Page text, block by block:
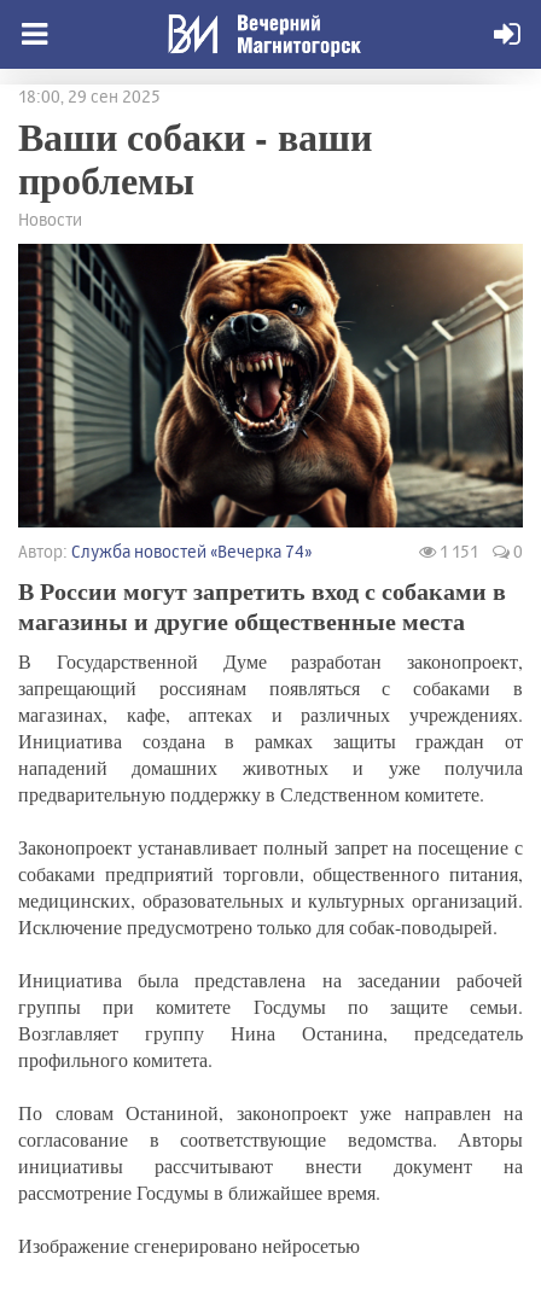
18:00, 29 сен 2025
Ваши собаки - ваши
проблемы
Новости
Автор: Служба новостей «Вечерка 74» 1 151 0
В России могут запретить вход с собаками в
магазины и другие общественные места
В Государственной Думе разработан законопроект,
запрещающий россиянам появляться с собаками в
магазинах, кафе, аптеках и различных учреждениях.
Инициатива создана в рамках защиты граждан от
нападений домашних животных и уже получила
предварительную поддержку в Следственном комитете.
Законопроект устанавливает полный запрет на посещение с
собаками предприятий торговли, общественного питания,
медицинских, образовательных и культурных организаций.
Исключение предусмотрено только для собак-поводырей.
Инициатива была представлена на заседании рабочей
группы при комитете Госдумы по защите семьи.
Возглавляет группу Нина Останина, председатель
профильного комитета.
По словам Останиной, законопроект уже направлен на
согласование в соответствующие ведомства. Авторы
инициативы рассчитывают внести документ на
рассмотрение Госдумы в ближайшее время.
Изображение сгенерировано нейросетью